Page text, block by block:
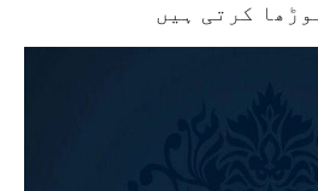
کرتی ہیں